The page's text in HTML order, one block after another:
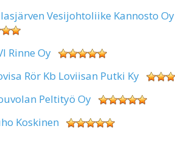
Vesijohtoliike Kannosto Oy
Rinne Oy
Rör Kb Loviisan Putki Ky
Peltityö Oy
Koskinen